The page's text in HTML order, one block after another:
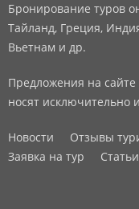
Бронирование туров
Тайланд, Греция,
Вьетнам и др.
Предложения на
носят исключительно
Новости Отзывы
Заявка на тур
Статьи